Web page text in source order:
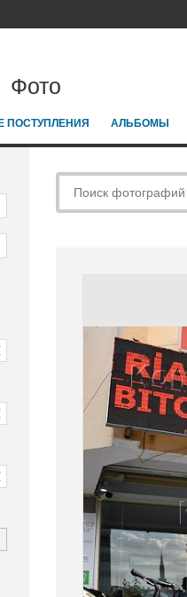
Фото
ПОСТУПЛЕНИЯ АЛЬБОМЫ